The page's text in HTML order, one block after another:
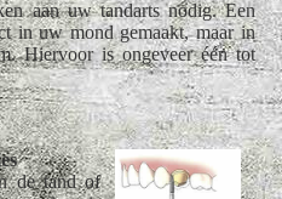
aan uw tandarts nodig. Een
in uw mond gemaakt, maar in
Hiervoor is ongeveer één tot
de tand of